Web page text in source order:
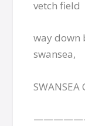
vetch field
way down
swansea,
SWANSEA